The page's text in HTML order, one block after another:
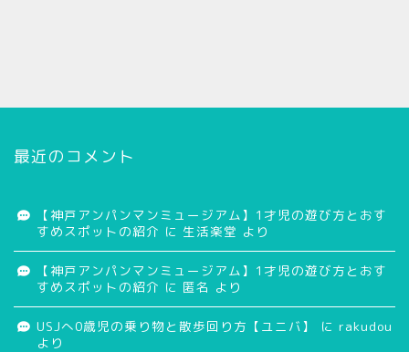
最近のコメント
【神戸アンパンマンミュージアム】1才児の遊び方とおす
すめスポットの紹介 に 生活楽堂 より
【神戸アンパンマンミュージアム】1才児の遊び方とおす
すめスポットの紹介 に 匿名 より
USJへ0歳児の乗り物と散歩回り方【ユニバ】 に rakudou
より